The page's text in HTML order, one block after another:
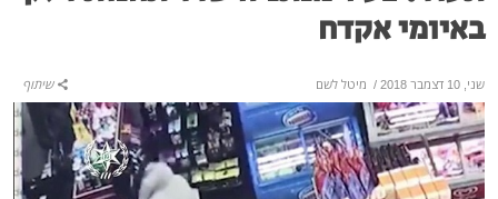
באיומי אקדח
שני, 10 דצמבר 2018 / מיטל לשם שיתוף